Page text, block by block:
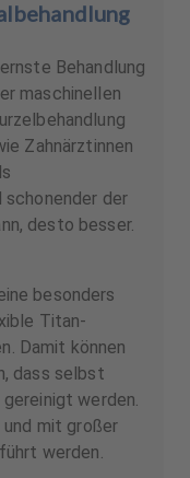
Behandlung
maschinellen
Zahnärztinnen
schonender der
desto besser.
besonders
Titan-
Damit können
dass selbst
werden.
und mit großer
werden.